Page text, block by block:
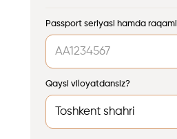
Passport seriyasi hamda raqami
Qaysi viloyatdansiz?